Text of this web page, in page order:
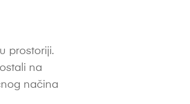
prostoriji.
na
načina